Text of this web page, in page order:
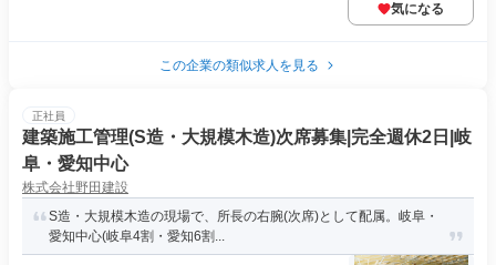
気になる
この企業の類似求人を見る
正社員
建築施工管理(S造・大規模木造)次席募集|完全週休2日|岐
阜・愛知中心
株式会社野田建設
S造・大規模木造の現場で、所長の右腕(次席)として配属。岐阜・
愛知中心(岐阜4割・愛知6割...